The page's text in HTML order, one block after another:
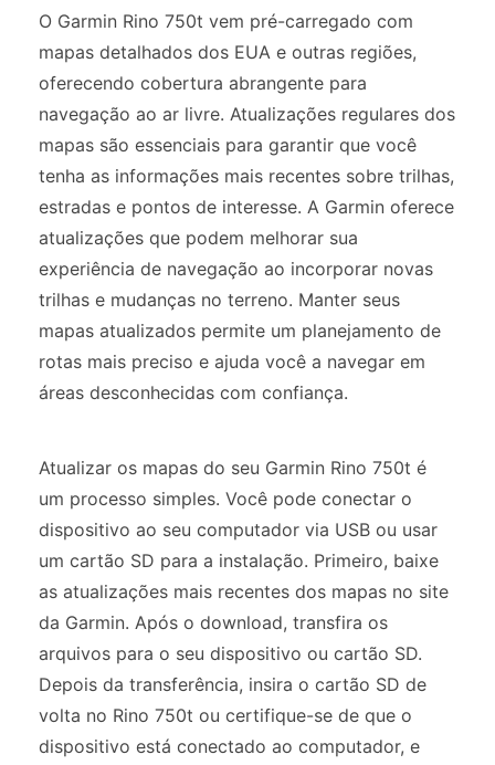
O Garmin Rino 750t vem pré-carregado com
mapas detalhados dos EUA e outras regiões,
oferecendo cobertura abrangente para
navegação ao ar livre. Atualizações regulares dos
mapas são essenciais para garantir que você
tenha as informações mais recentes sobre trilhas,
estradas e pontos de interesse. A Garmin oferece
atualizações que podem melhorar sua
experiência de navegação ao incorporar novas
trilhas e mudanças no terreno. Manter seus
mapas atualizados permite um planejamento de
rotas mais preciso e ajuda você a navegar em
áreas desconhecidas com confiança.
Atualizar os mapas do seu Garmin Rino 750t é
um processo simples. Você pode conectar o
dispositivo ao seu computador via USB ou usar
um cartão SD para a instalação. Primeiro, baixe
as atualizações mais recentes dos mapas no site
da Garmin. Após o download, transfira os
arquivos para o seu dispositivo ou cartão SD.
Depois da transferência, insira o cartão SD de
volta no Rino 750t ou certifique-se de que o
dispositivo está conectado ao computador, e